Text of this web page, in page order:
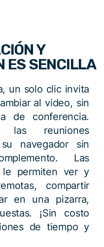
Y
ES SENCILLA
un solo clic invita
al video, sin
de conferencia.
reuniones
navegador sin
Las
le permiten ver y
compartir
en una pizarra,
¡Sin costo
de tiempo y